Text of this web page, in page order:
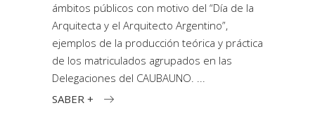
ámbitos públicos con motivo del “Día de la
Arquitecta y el Arquitecto Argentino”,
ejemplos de la producción teórica y práctica
de los matriculados agrupados en las
Delegaciones del CAUBAUNO.
SABER +